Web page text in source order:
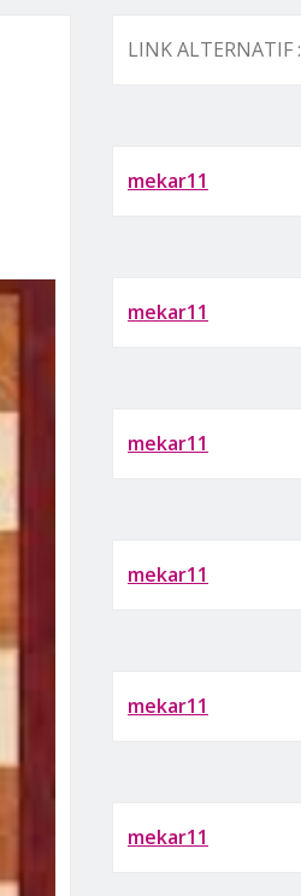
LINK ALTERNATIF :
mekar11
mekar11
mekar11
mekar11
mekar11
mekar11